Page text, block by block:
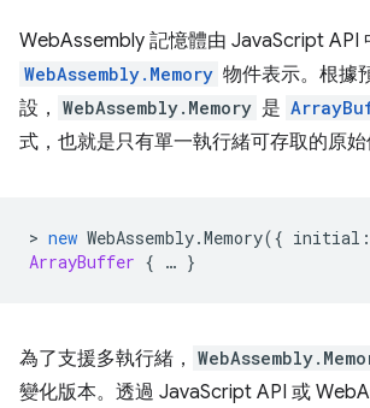
WebAssembly 記憶體由 JavaScript API
WebAssembly.Memory 物件表示。根據
設， WebAssembly.Memory 是
式，也就是只有單一執行緒可存取的原始
> new WebAssembly.Memory({ initial :
ArrayBuffer { … }
為了支援多執行緒，
變化版本。透過 JavaScript API 或